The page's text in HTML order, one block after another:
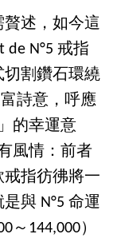
贅述，如今這
N°5 戒指
切割鑽石環繞
詩意，呼應
的幸運意
風情：前者
指彷彿將一
與 N°5 命運
～144,000）